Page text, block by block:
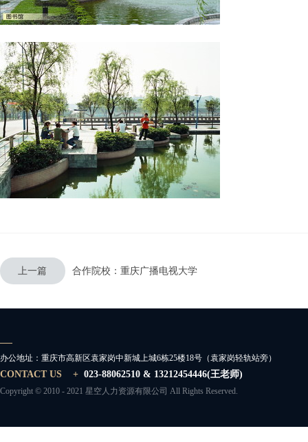
上一篇 ​合作院校：重庆广播电视大学
办公地址： 重庆市高新区袁家岗中新城上城6栋25楼18号（袁家岗轻轨站旁）
CONTACT US + 023-88062510 & 13212454446(王老师)
Copyright © 2010 - 2021 星空人力资源有限公司 All Rights Reserved.